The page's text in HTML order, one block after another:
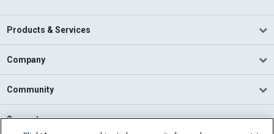
Products & Services
Company
Community
Support